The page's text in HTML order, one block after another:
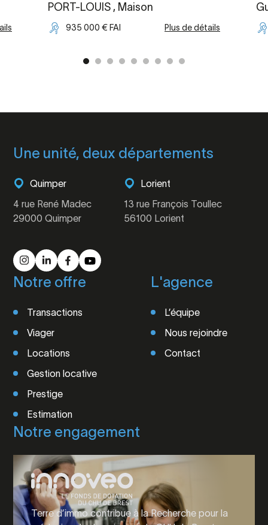
PORT-LOUIS , Maison
935 000 € FAI Plus de détails
Une unité, deux départements
Quimper
4 rue René Madec
29000 Quimper
Lorient
13 rue François Toullec
56100 Lorient
Notre offre
Transactions
Viager
Locations
Gestion locative
Prestige
Estimation
L'agence
L’équipe
Nous rejoindre
Contact
Notre engagement
Terre d’immo contribue à la Recherche pour la